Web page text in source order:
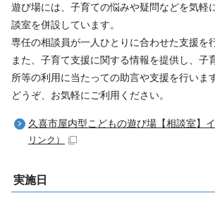
遊び場には、子育ての悩みや疑問などを気軽
談室を併設しています。
専任の相談員が一人ひとりに合わせた支援を
また、子育て支援に関する情報を提供し、子
所等の利用に当たっての助言や支援を行います
どうぞ、お気軽にご利用ください。
久喜市屋内型こどもの遊び場【相談室】
リンク）
実施日